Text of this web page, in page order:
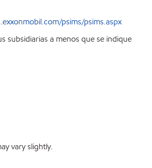
psims/psims.aspx
subsidiarias a menos que se indique
vary slightly.